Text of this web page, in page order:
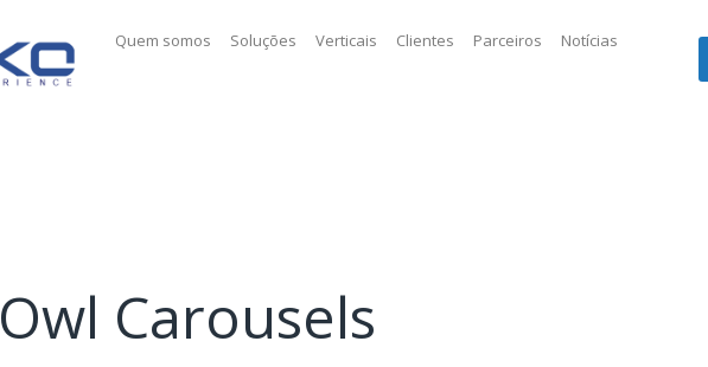
Quem somos Soluções Verticais Clientes Parceiros Notícias
Owl Carousels